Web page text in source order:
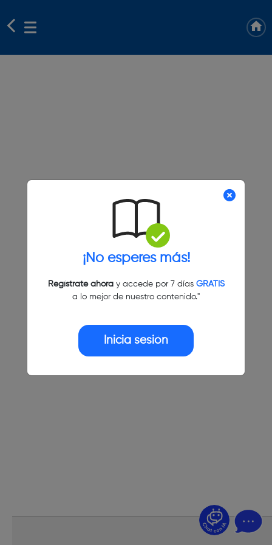
¡No esperes más!
Regístrate ahoray accede por 7 días GRATIS
a lo mejor de nuestro contenido."
Inicia sesión